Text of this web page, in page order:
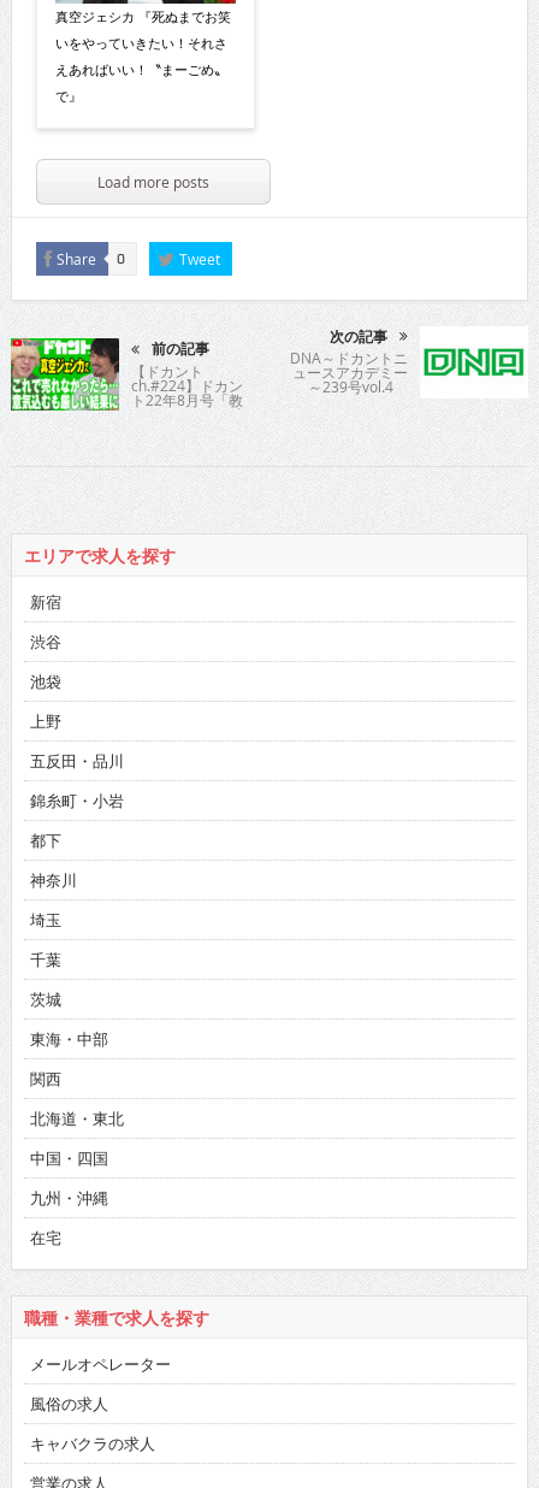
真空ジェシカ 『死ぬまでお笑
いをやっていきたい！それさ
えあればいい！〝まーごめ〟
で』
Load more posts
Share 0 Tweet
前の記事
【ドカント
ch.#224】ドカン
ト22年8月号「教
えてパイセン！直
撃インタビュ
ー!!」真空ジェシ
カさんの動画第4
弾！【真空ジェシ
カさん4/6】
次の記事
DNA～ドカントニ
ュースアカデミー
～239号vol.4
エリアで求人を探す
新宿
渋谷
池袋
上野
五反田・品川
錦糸町・小岩
都下
神奈川
埼玉
千葉
茨城
東海・中部
関西
北海道・東北
中国・四国
九州・沖縄
在宅
職種・業種で求人を探す
メールオペレーター
風俗の求人
キャバクラの求人